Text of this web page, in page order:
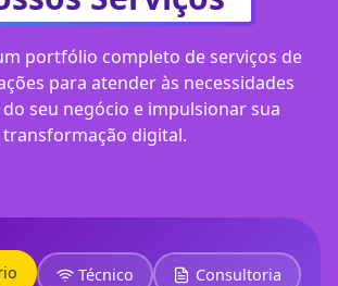
portfólio completo de serviços de
para atender às necessidades
seu negócio e impulsionar sua
transformação digital.
Técnico Consultoria